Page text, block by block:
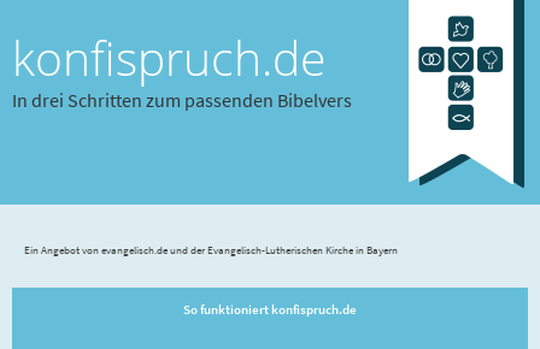
konfispruch.de
In drei Schritten zum passenden Bibelvers
Ein Angebot von evangelisch.de und der Evangelisch-Lutherischen Kirche in Bayern
So funktioniert konfispruch.de